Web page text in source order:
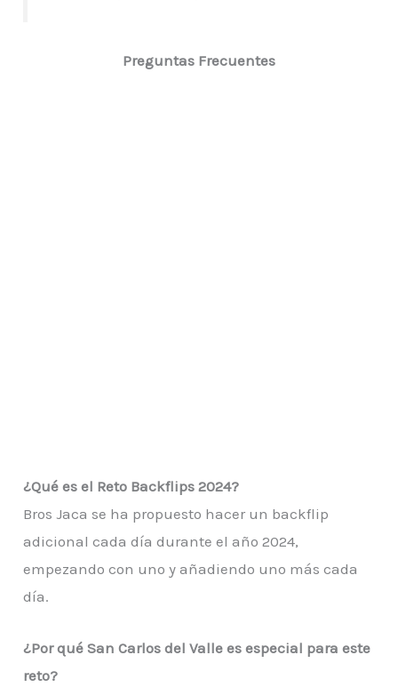
Preguntas Frecuentes
¿Qué es el Reto Backflips 2024?
Bros Jaca se ha propuesto hacer un backflip
adicional cada día durante el año 2024,
empezando con uno y añadiendo uno más cada
día.
¿Por qué San Carlos del Valle es especial para este
reto?